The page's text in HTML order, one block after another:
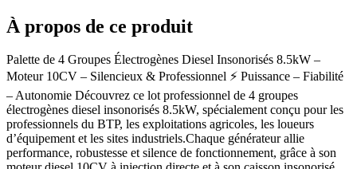
À propos de ce produit
Palette de 4 Groupes Électrogènes Diesel Insonorisés 8.5kW –
Moteur 10CV – Silencieux & Professionnel ⚡ Puissance – Fiabilité
– Autonomie Découvrez ce lot professionnel de 4 groupes
électrogènes diesel insonorisés 8.5kW, spécialement conçu pour les
professionnels du BTP, les exploitations agricoles, les loueurs
d’équipement et les sites industriels.Chaque générateur allie
performance, robustesse et silence de fonctionnement, grâce à son